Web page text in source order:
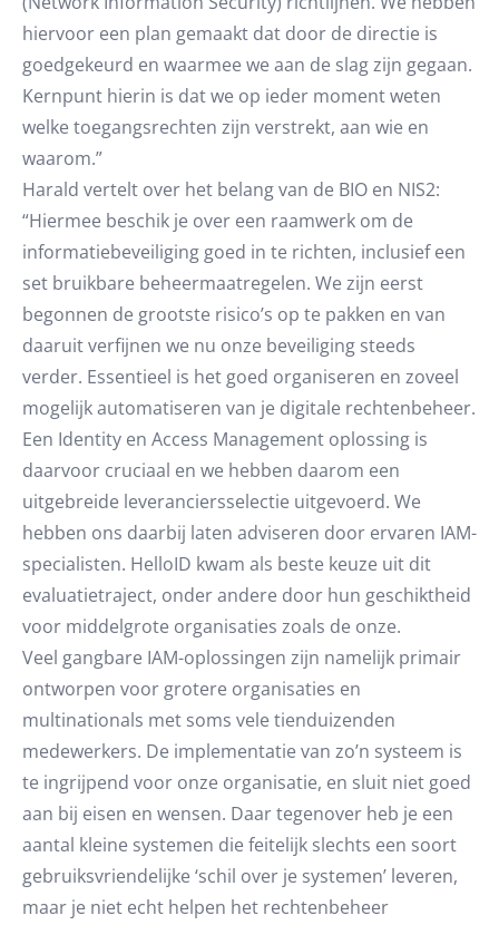
hiervoor een plan gemaakt dat door de directie is
goedgekeurd en waarmee we aan de slag zijn gegaan.
Kernpunt hierin is dat we op ieder moment weten
welke toegangsrechten zijn verstrekt, aan wie en
waarom.”
Harald vertelt over het belang van de BIO en NIS2:
“Hiermee beschik je over een raamwerk om de
informatiebeveiliging goed in te richten, inclusief een
set bruikbare beheermaatregelen. We zijn eerst
begonnen de grootste risico’s op te pakken en van
daaruit verfijnen we nu onze beveiliging steeds
verder. Essentieel is het goed organiseren en zoveel
mogelijk automatiseren van je digitale rechtenbeheer.
Een Identity en Access Management oplossing is
daarvoor cruciaal en we hebben daarom een
uitgebreide leveranciersselectie uitgevoerd. We
hebben ons daarbij laten adviseren door ervaren IAM-
specialisten. HelloID kwam als beste keuze uit dit
evaluatietraject, onder andere door hun geschiktheid
voor middelgrote organisaties zoals de onze.
Veel gangbare IAM-oplossingen zijn namelijk primair
ontworpen voor grotere organisaties en
multinationals met soms vele tienduizenden
medewerkers. De implementatie van zo’n systeem is
te ingrijpend voor onze organisatie, en sluit niet goed
aan bij eisen en wensen. Daar tegenover heb je een
aantal kleine systemen die feitelijk slechts een soort
gebruiksvriendelijke ‘schil over je systemen’ leveren,
maar je niet echt helpen het rechtenbeheer